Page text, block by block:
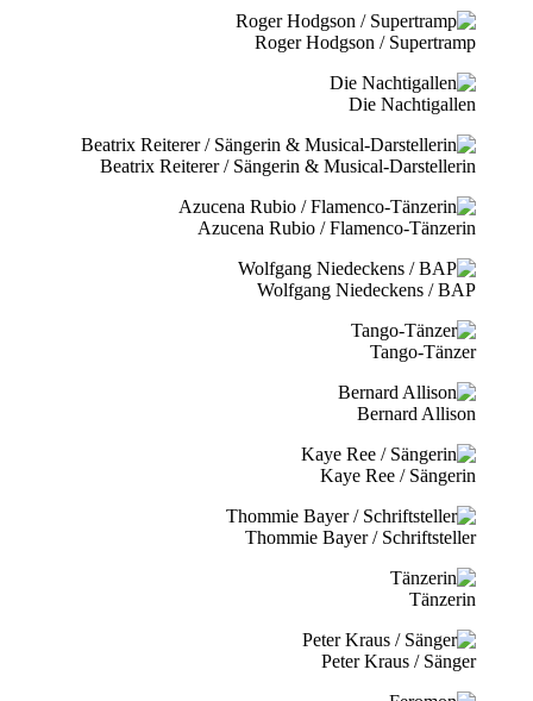
Roger Hodgson / Supertramp
Die Nachtigallen
Beatrix Reiterer / Sängerin & Musical-Darstellerin
Azucena Rubio / Flamenco-Tänzerin
Wolfgang Niedeckens / BAP
Tango-Tänzer
Bernard Allison
Kaye Ree / Sängerin
Thommie Bayer / Schriftsteller
Tänzerin
Peter Kraus / Sänger